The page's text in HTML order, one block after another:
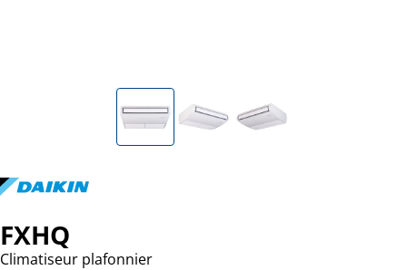
FXHQ
Climatiseur plafonnier